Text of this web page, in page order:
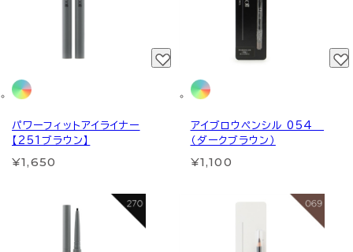
パワーフィットアイライナー
【251ブラウン】
¥1,650
アイブロウペンシル 054
（ダークブラウン）
¥1,100